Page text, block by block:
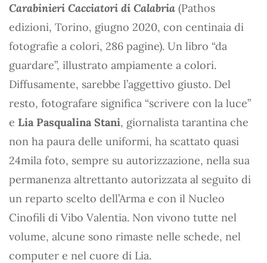
Carabinieri Cacciatori di Calabria (Pathos
edizioni, Torino, giugno 2020, con centinaia di
fotografie a colori, 286 pagine). Un libro “da
guardare”, illustrato ampiamente a colori.
Diffusamente, sarebbe l’aggettivo giusto. Del
resto, fotografare significa “scrivere con la luce”
e Lia Pasqualina Stani, giornalista tarantina che
non ha paura delle uniformi, ha scattato quasi
24mila foto, sempre su autorizzazione, nella sua
permanenza altrettanto autorizzata al seguito di
un reparto scelto dell’Arma e con il Nucleo
Cinofili di Vibo Valentia. Non vivono tutte nel
volume, alcune sono rimaste nelle schede, nel
computer e nel cuore di Lia.